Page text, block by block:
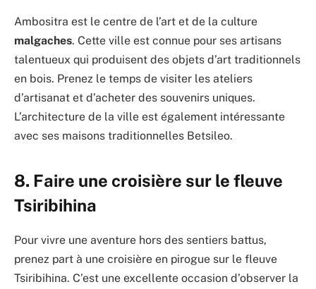
Ambositra est le centre de l’art et de la culture
malgaches. Cette ville est connue pour ses artisans
talentueux qui produisent des objets d’art traditionnels
en bois. Prenez le temps de visiter les ateliers
d’artisanat et d’acheter des souvenirs uniques.
L’architecture de la ville est également intéressante
avec ses maisons traditionnelles Betsileo.
8. Faire une croisière sur le fleuve
Tsiribihina
Pour vivre une aventure hors des sentiers battus,
prenez part à une croisière en pirogue sur le fleuve
Tsiribihina. C’est une excellente occasion d’observer la